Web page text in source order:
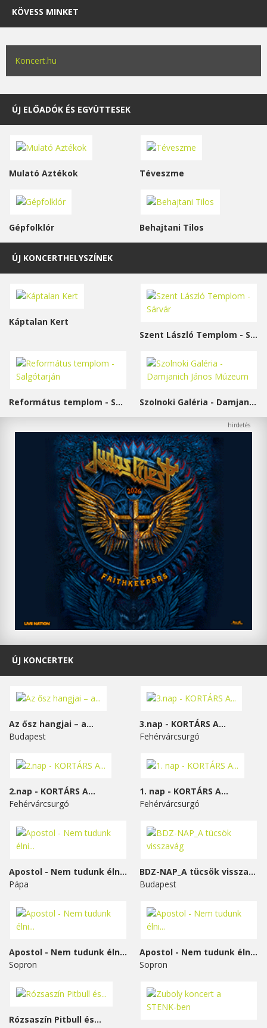
KÖVESS MINKET
Koncert.hu
ÚJ ELŐADÓK ÉS EGYÜTTESEK
Mulató Aztékok Téveszme
Gépfolklór Behajtani Tilos
ÚJ KONCERTHELYSZÍNEK
Káptalan Kert
Szent László Templom - Sárvár
Református templom - Salgótarján Szolnoki Galéria - Damjanich János Múzeum
ÚJ KONCERTEK
Az ősz hangjai – a...
Budapest
3.nap - KORTÁRS A...
Fehérvárcsurgó
2.nap - KORTÁRS A...
Fehérvárcsurgó
1. nap - KORTÁRS A...
Fehérvárcsurgó
Apostol - Nem tudunk élni...
Pápa
BDZ-NAP_A tücsök visszavág
Budapest
Apostol - Nem tudunk élni...
Sopron
Apostol - Nem tudunk élni...
Sopron
Rózsaszín Pitbull és...